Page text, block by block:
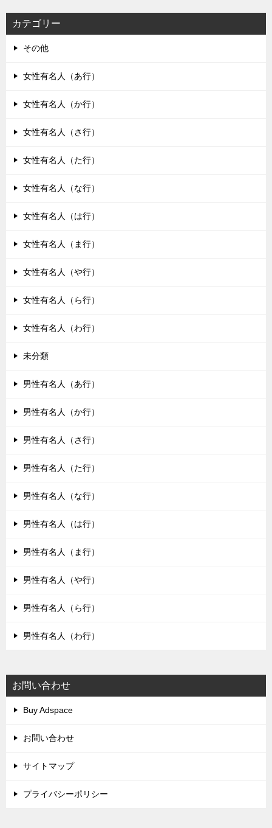
カテゴリー
その他
女性有名人（あ行）
女性有名人（か行）
女性有名人（さ行）
女性有名人（た行）
女性有名人（な行）
女性有名人（は行）
女性有名人（ま行）
女性有名人（や行）
女性有名人（ら行）
女性有名人（わ行）
未分類
男性有名人（あ行）
男性有名人（か行）
男性有名人（さ行）
男性有名人（た行）
男性有名人（な行）
男性有名人（は行）
男性有名人（ま行）
男性有名人（や行）
男性有名人（ら行）
男性有名人（わ行）
お問い合わせ
Buy Adspace
お問い合わせ
サイトマップ
プライバシーポリシー